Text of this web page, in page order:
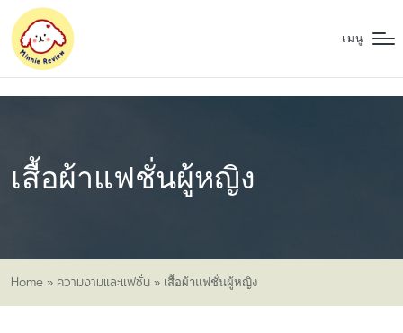
เมนู
เสื้อผ้าแฟชั่นผู้หญิง
Home » ความงามและแฟชั่น » เสื้อผ้าแฟชั่นผู้หญิง